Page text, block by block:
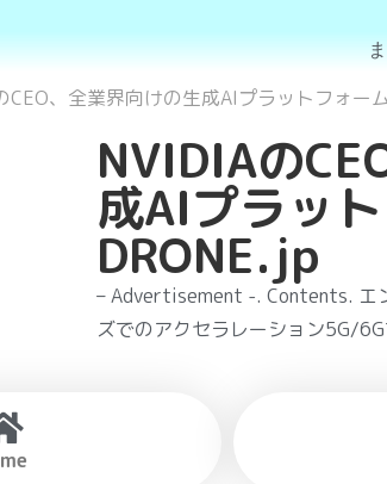
CEO、全業界向けの生成AIプラットフォー
NVIDIAの
成AIプラッ
DRONE.jp
– Advertisement -. Contents. エ
ズでのアクセラレーション5G/